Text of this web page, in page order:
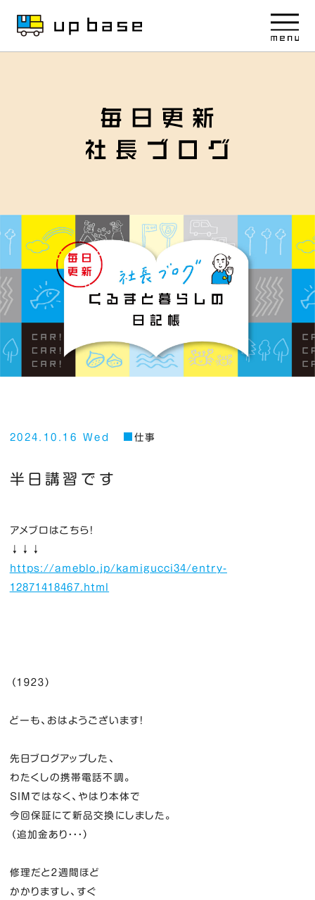
2024.10.16 Wed 仕事
半日講習です
アメブロはこちら！
↓↓↓
https://ameblo.jp/kamigucci34/entry-
12871418467.html
（１９２３）
どーも、おはようございます！
先日ブログアップした、
わたくしの携帯電話不調。
SIMではなく、やはり本体で
今回保証にて新品交換にしました。
（追加金あり・・・）
修理だと２週間ほど
かかりますし、すぐ